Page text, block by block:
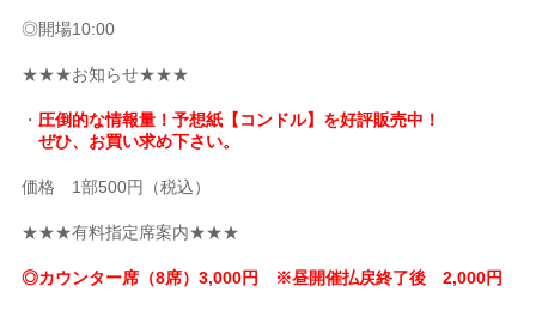
◎開場10:00
★★★お知らせ★★★
・ 圧倒的な情報量！予想紙【コンドル】を好評販売中！
ぜひ、お買い求め下さい。
価格 1部500円（税込）
★★★有料指定席案内★★★
◎カウンター席（8席）3,000円 ※昼開催払戻終了後 2,000円